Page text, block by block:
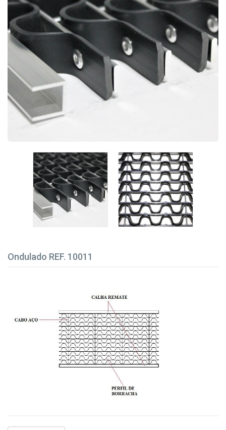
Ondulado REF. 10011